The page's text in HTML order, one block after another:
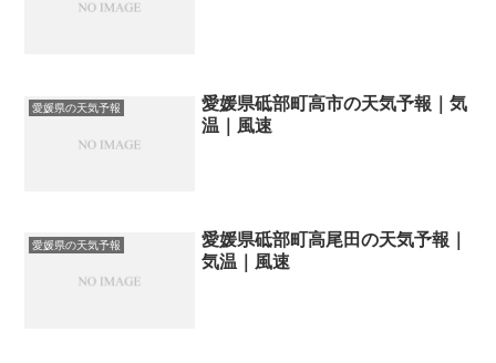
愛媛県の天気予報
愛媛県砥部町高市の天気予報｜気
温｜風速
愛媛県の天気予報
愛媛県砥部町高尾田の天気予報｜
気温｜風速